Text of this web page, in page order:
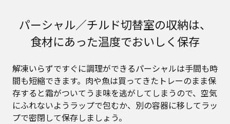
パーシャル／チルド切替室の収納は、
食材にあった温度でおいしく保存
解凍いらずですぐに調理ができるパーシャルは手間も時
間も短縮できます。肉や魚は買ってきたトレーのまま保
存すると霜がついてうま味を逃がしてしまうので、空気
にふれないようラップで包むか、別の容器に移してラッ
プで密閉して保存しましょう。